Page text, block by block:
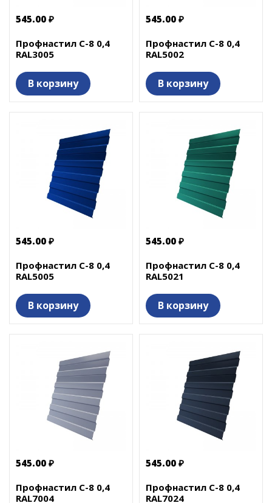
545.00 ₽
Профнастил С-8 0,4
RAL3005
В корзину
545.00 ₽
Профнастил С-8 0,4
RAL5002
В корзину
545.00 ₽
Профнастил С-8 0,4
RAL5005
В корзину
545.00 ₽
Профнастил С-8 0,4
RAL5021
В корзину
545.00 ₽
Профнастил С-8 0,4
RAL7004
545.00 ₽
Профнастил С-8 0,4
RAL7024